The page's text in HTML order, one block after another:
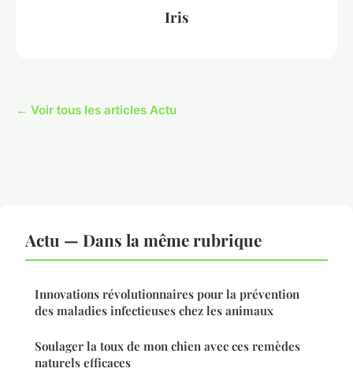
Iris
← Voir tous les articles Actu
Actu — Dans la même rubrique
Innovations révolutionnaires pour la prévention
des maladies infectieuses chez les animaux
Soulager la toux de mon chien avec ces remèdes
naturels efficaces